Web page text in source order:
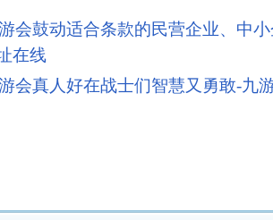
会鼓动适合条款的民营企业、中
在线
会真人好在战士们智慧又勇敢-九